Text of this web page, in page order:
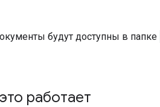
будут доступны в папке
работает